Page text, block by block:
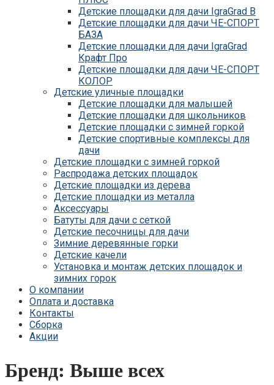
Детские площадки для дачи IgraGrad B
Детские площадки для дачи ЧЕ-СПОРТ
БАЗА
Детские площадки для дачи IgraGrad
Крафт Про
Детские площадки для дачи ЧЕ-СПОРТ
КОЛОР
Детские площадки для дачи IgraGrad С
Детские площадки для дачи ЧЕ-СПОРТ
КАРКАС
Детские площадки для дачи Савушка
КУБ
Детские уличные игровые площадки
для дачи IgraGrad К
Детские площадки для дачи IgraGrad W
Детские площадки для дачи Выше всех
Детские площадки для дачи Romana
Детские уличные площадки IgraGrad X
Детские площадки для дачи ЛЕГЕНДА
ЛЕСА серия ВСЕСЕЗОННАЯ
Детские площадки Савушка 4 Сезона
Детские площадки Савушка Мастер
(Махагон)
Детские площадки Савушка Мастер
(Махагон) 4 сезона
Детские площадки Савушка Мастер 4
База
Детские уличные площадки
Детские площадки для малышей
Детские площадки для школьников
Детские площадки с зимней горкой
Детские спортивные комплексы для
дачи
Детские площадки с зимней горкой
Распродажа детских площадок
Детские площадки из дерева
Детские площадки из металла
Аксессуары
Батуты для дачи с сеткой
Детские песочницы для дачи
Зимние деревянные горки
Детские качели
Установка и монтаж детских площадок и
зимних горок
О компании
Оплата и доставка
Контакты
Сборка
Акции
Бренд: Выше всех